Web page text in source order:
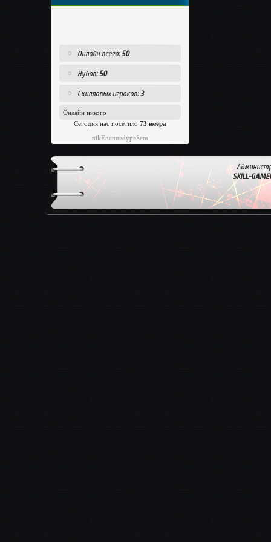
Онлайн всего:50
Нубов:50
Скилловых игроков:3
Онлайн никого
Сегодня нас посетило 73 юзера
nikEnenuedypeSem
SKILL-